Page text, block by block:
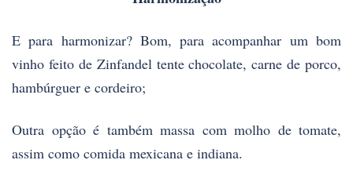
E para harmonizar? Bom, para acompanhar um bom
vinho feito de Zinfandel tente chocolate, carne de porco,
hambúrguer e cordeiro;
Outra opção é também massa com molho de tomate,
assim como comida mexicana e indiana.